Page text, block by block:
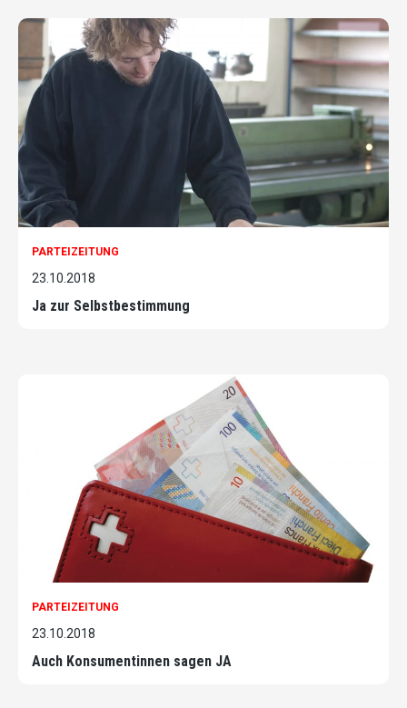
PARTEIZEITUNG
23.10.2018
Ja zur Selbstbestimmung
PARTEIZEITUNG
23.10.2018
Auch Konsumentinnen sagen JA